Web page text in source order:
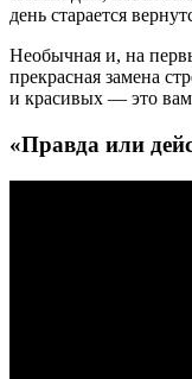
день старается
Необычная и, на
прекрасная замена
и красивых — это
«Правда или